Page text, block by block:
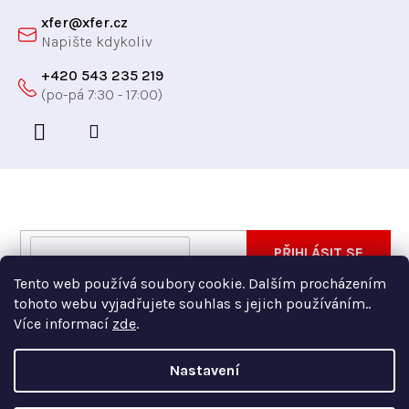
Tento web používá soubory cookie. Dalším procházením
tohoto webu vyjadřujete souhlas s jejich používáním..
Více informací zde.
Nastavení
xfer@xfer.cz
+420 543 235 219
Vložte svůj e-mail a my vám budeme zasílat informace
E-
Vložením e-mailu souhlasíte spodmínkami ochrany
osobních údajů
PŘIHLÁSIT SE
Copyright 2026Xfer. Všechna práva vyhrazena.